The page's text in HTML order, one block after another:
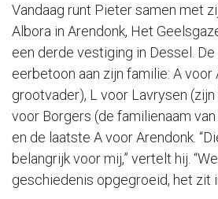
Vandaag runt Pieter samen met
Albora in Arendonk, Het
een derde vestiging in Dessel.
eerbetoon aan zijn familie: A voor
grootvader), L voor Lavrysen
voor Borgers (de familienaam
en de laatste A voor Arendonk.
belangrijk voor mij,” vertelt hij.
geschiedenis opgegroeid, het zit